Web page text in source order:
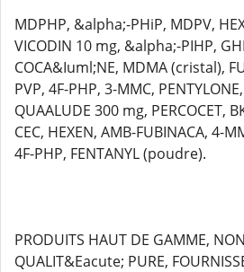
MDPHP, &alpha;-PHiP, MDPV,
VICODIN 10 mg, &alpha;-PIHP,
COCA&Iuml;NE, MDMA (cristal),
PVP, 4F-PHP, 3-MMC,
QUAALUDE 300 mg, PERCOCET,
CEC, HEXEN, AMB-FUBINACA, 4-
4F-PHP, FENTANYL (poudre).
PRODUITS HAUT DE GAMME,
QUALIT&Eacute; PURE,